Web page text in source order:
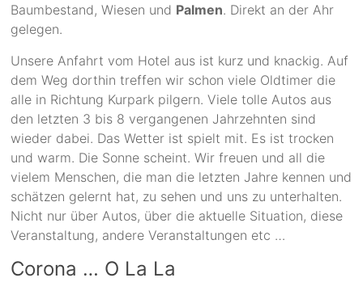
Baumbestand, Wiesen und Palmen. Direkt an der Ahr
gelegen.
Unsere Anfahrt vom Hotel aus ist kurz und knackig. Auf
dem Weg dorthin treffen wir schon viele Oldtimer die
alle in Richtung Kurpark pilgern. Viele tolle Autos aus
den letzten 3 bis 8 vergangenen Jahrzehnten sind
wieder dabei. Das Wetter ist spielt mit. Es ist trocken
und warm. Die Sonne scheint. Wir freuen und all die
vielem Menschen, die man die letzten Jahre kennen und
schätzen gelernt hat, zu sehen und uns zu unterhalten.
Nicht nur über Autos, über die aktuelle Situation, diese
Veranstaltung, andere Veranstaltungen etc …
Corona … O La La